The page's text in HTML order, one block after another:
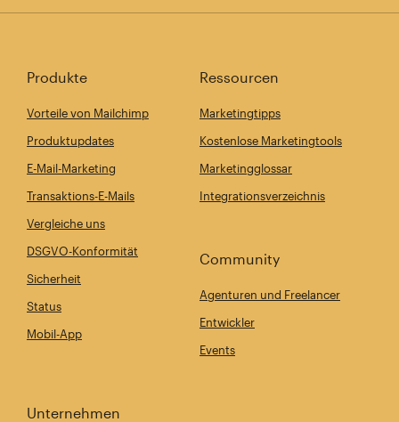
Produkte
Vorteile von Mailchimp
Produktupdates
E-Mail-Marketing
Transaktions-E-Mails
Vergleiche uns
DSGVO-Konformität
Sicherheit
Status
Mobil-App
Ressourcen
Marketingtipps
Kostenlose Marketingtools
Marketingglossar
Integrationsverzeichnis
Community
Agenturen und Freelancer
Entwickler
Events
Unternehmen